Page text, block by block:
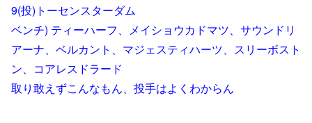
9(投)トーセンスターダム
ベンチ) ティーハーフ、メイショウカドマツ、サウンドリ
アーナ、ベルカント、マジェスティハーツ、スリーボスト
ン、コアレスドラード
取り敢えずこんなもん、投手はよくわからん